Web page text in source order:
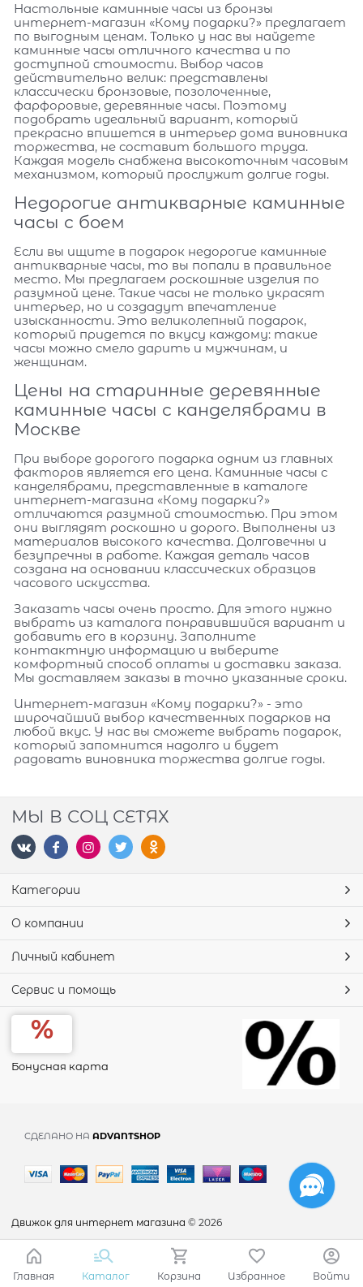
Настольные каминные часы из бронзы
интернет-магазин «Кому подарки?» предлагает
по выгодным ценам. Только у нас вы найдете
каминные часы отличного качества и по
доступной стоимости. Выбор часов
действительно велик: представлены
классически бронзовые, позолоченные,
фарфоровые, деревянные часы. Поэтому
подобрать идеальный вариант, который
прекрасно впишется в интерьер дома виновника
торжества, не составит большого труда.
Каждая модель снабжена высокоточным часовым
механизмом, который прослужит долгие годы.
Недорогие антикварные каминные
часы с боем
Если вы ищите в подарок недорогие каминные
антикварные часы, то вы попали в правильное
место. Мы предлагаем роскошные изделия по
разумной цене. Такие часы не только украсят
интерьер, но и создадут впечатление
изысканности. Это великолепный подарок,
который придется по вкусу каждому: такие
часы можно смело дарить и мужчинам, и
женщинам.
Цены на старинные деревянные
каминные часы с канделябрами в
Москве
При выборе дорогого подарка одним из главных
факторов является его цена. Каминные часы с
канделябрами, представленные в каталоге
интернет-магазина «Кому подарки?»
отличаются разумной стоимостью. При этом
они выглядят роскошно и дорого. Выполнены из
материалов высокого качества. Долговечны и
безупречны в работе. Каждая деталь часов
создана на основании классических образцов
часового искусства.
Заказать часы очень просто. Для этого нужно
выбрать из каталога понравившийся вариант и
добавить его в корзину. Заполните
контактную информацию и выберите
комфортный способ оплаты и доставки заказа.
Мы доставляем заказы в точно указанные сроки.
Интернет-магазин «Кому подарки?» - это
широчайший выбор качественных подарков на
любой вкус. У нас вы сможете выбрать подарок,
который запомнится надолго и будет
радовать виновника торжества долгие годы.
МЫ В СОЦ СЕТЯХ
Категории
О компании
Личный кабинет
Сервис и помощь
Бонусная карта
СДЕЛАНО НА ADVANTSHOP
Движок для интернет магазина © 2026
Главная Каталог Корзина Избранное Войти